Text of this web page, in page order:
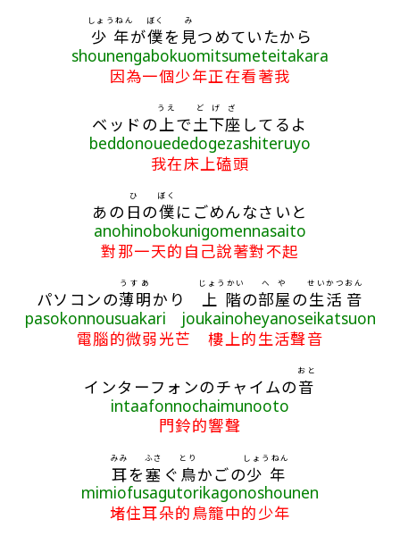
少年
しょうねん
が僕
ぼく
を 見
み
つめていたから
shounengabokuomitsumeteitakara
因為一個少年正在看著我
ベッドの上
うえ
で土下座
どげざ
してるよ
beddonouededogezashiteruyo
我在床上磕頭
あの 日
ひ
の僕
ぼく
にごめんなさいと
anohinobokunigomennasaito
對那一天的自己說著對不起
パソコンの薄明
うすあ
かり 上階
じょうかい
の部屋
へや
の生活
せいかつ
音
おん
pasokonnousuakari joukainoheyanoseikatsuon
電腦的微弱光芒 樓上的生活聲音
インターフォンのチャイムの音
おと
intaafonnochaimunooto
門鈴的響聲
耳
みみ
を塞
ふさ
ぐ 鳥
とり
かごの少年
しょうねん
mimiofusagutorikagonoshounen
堵住耳朵的鳥籠中的少年